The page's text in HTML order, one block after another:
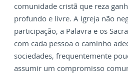
comunidade cristã que reza
profundo e livre. A Igreja não
participação, a Palavra e os
com cada pessoa o caminho
sociedades, frequentemente
assumir um compromisso